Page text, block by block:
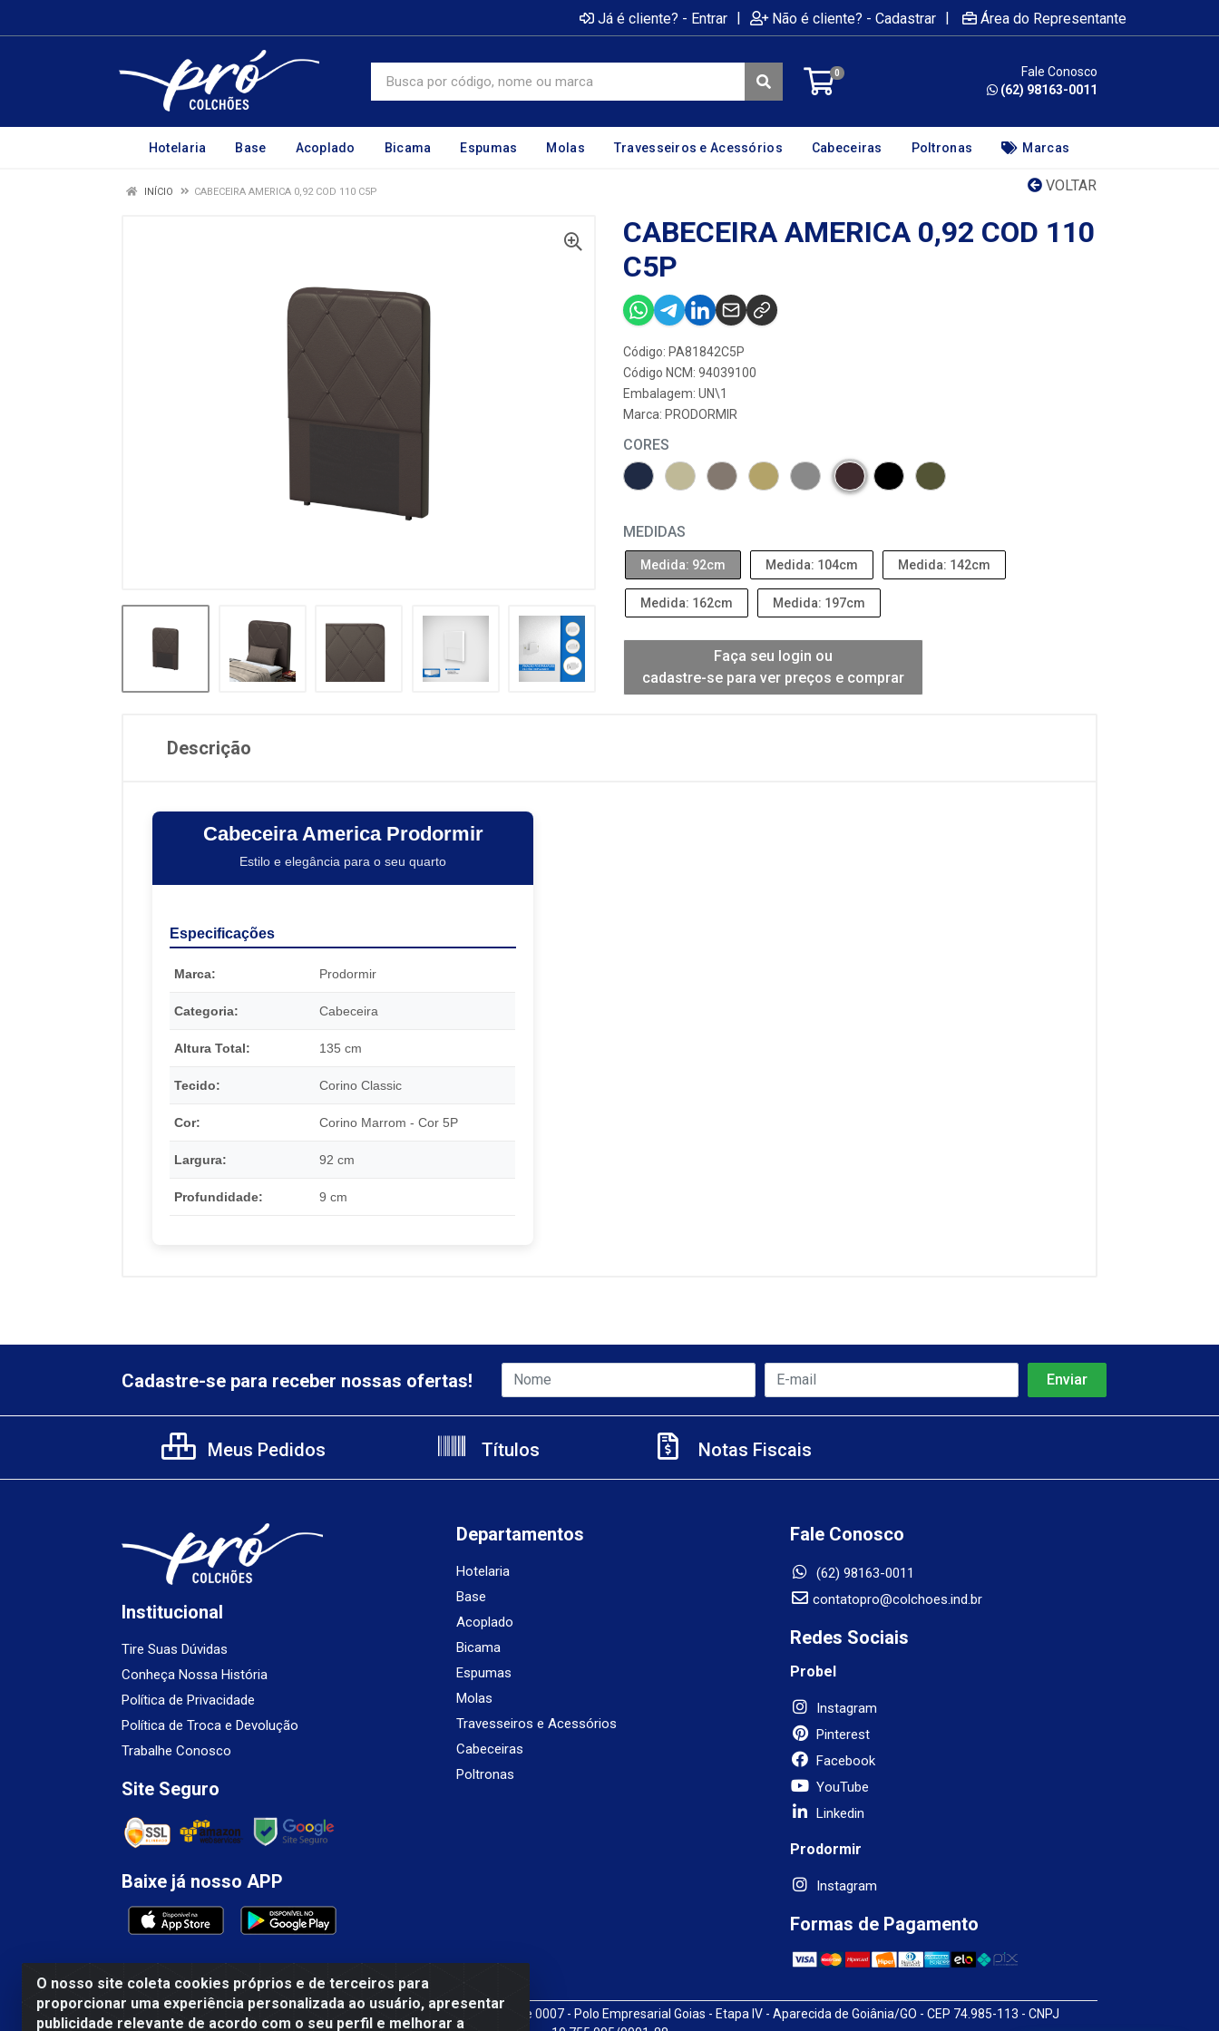
Já é cliente? - Entrar | Não é cliente? - Cadastrar | Área do Representante
0
Fale Conosco
(62) 98163-0011
Hotelaria Base Acoplado Bicama Espumas Molas Travesseiros e Acessórios Cabeceiras Poltronas Marcas
VOLTAR
INÍCIO CABECEIRA AMERICA 0,92 COD 110 C5P
CABECEIRA AMERICA 0,92 COD 110
C5P
Código: PA81842C5P
Código NCM: 94039100
Embalagem: UN\1
Marca: PRODORMIR
CORES
MEDIDAS
Medida: 92cm Medida: 104cm Medida: 142cm
Medida: 162cm Medida: 197cm
Faça seu login ou
cadastre-se para ver preços e comprar
Descrição
Cabeceira America Prodormir
Estilo e elegância para o seu quarto
Especificações
Marca: Prodormir
Categoria: Cabeceira
Altura Total: 135 cm
Tecido: Corino Classic
Cor: Corino Marrom - Cor 5P
Largura: 92 cm
Profundidade: 9 cm
O nosso site coleta cookies próprios e de terceiros para
proporcionar uma experiência personalizada ao usuário, apresentar
publicidade relevante de acordo com o seu perfil e melhorar a
Cadastre-se para receber nossas ofertas!
Meus Pedidos Títulos Notas Fiscais
Institucional
Tire Suas Dúvidas
Conheça Nossa História
Política de Privacidade
Política de Troca e Devolução
Trabalhe Conosco
Site Seguro
Baixe já nosso APP
Departamentos
Hotelaria
Base
Acoplado
Bicama
Espumas
Molas
Travesseiros e Acessórios
Cabeceiras
Poltronas
Fale Conosco
(62) 98163-0011
contatopro@colchoes.ind.br
Redes Sociais
Probel
Instagram
Pinterest
Facebook
YouTube
Linkedin
Prodormir
Instagram
Formas de Pagamento
Mercosul Espumas Industriais LTDA - Rua 13, SN, Quadra009 Lote 0007 - Polo Empresarial Goias - Etapa IV - Aparecida de Goiânia/GO - CEP 74.985-113 - CNPJ